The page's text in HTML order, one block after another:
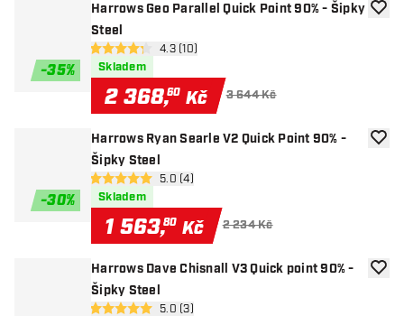
-35%
Harrows Geo Parallel Quick Point 90% - Šipky
Steel
otevřít panel recenzí
4.3 hodnoticí hvězdičky
4.3 (10)
Skladem
2 368,60 Kč 3 644 Kč
-30%
Harrows Ryan Searle V2 Quick Point 90% -
Šipky Steel
otevřít panel recenzí
5 hodnoticí hvězdičky
5.0 (4)
Skladem
1 563,80 Kč 2 234 Kč
Harrows Dave Chisnall V3 Quick point 90% -
Šipky Steel
otevřít panel recenzí
5.0 (3)